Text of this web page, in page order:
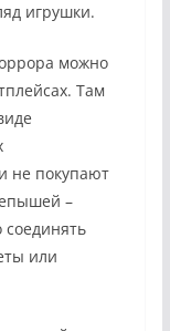
игрушки.
можно
Там
не покупают
–
или